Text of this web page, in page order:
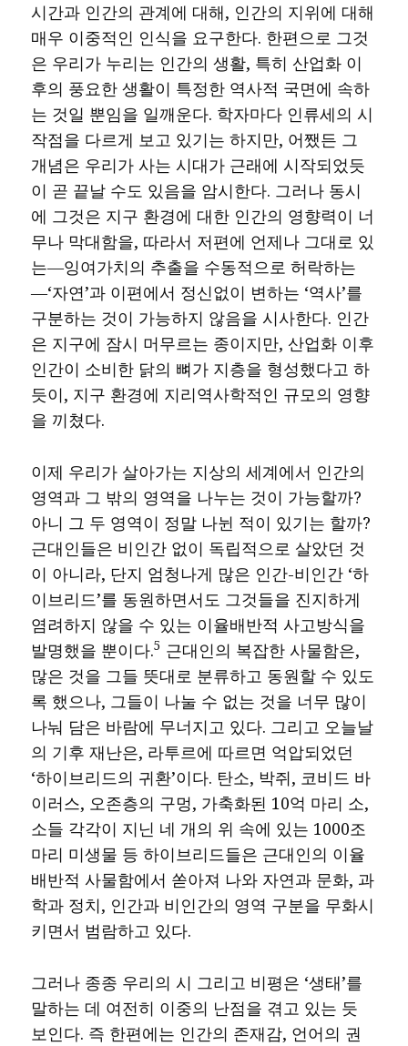
시간과 인간의 관계에 대해, 인간의 지위에 대해
매우 이중적인 인식을 요구한다. 한편으로 그것
은 우리가 누리는 인간의 생활, 특히 산업화 이
후의 풍요한 생활이 특정한 역사적 국면에 속하
는 것일 뿐임을 일깨운다. 학자마다 인류세의 시
작점을 다르게 보고 있기는 하지만, 어쨌든 그
개념은 우리가 사는 시대가 근래에 시작되었듯
이 곧 끝날 수도 있음을 암시한다. 그러나 동시
에 그것은 지구 환경에 대한 인간의 영향력이 너
무나 막대함을, 따라서 저편에 언제나 그대로 있
는―잉여가치의 추출을 수동적으로 허락하는
―‘자연’과 이편에서 정신없이 변하는 ‘역사’를
구분하는 것이 가능하지 않음을 시사한다. 인간
은 지구에 잠시 머무르는 종이지만, 산업화 이후
인간이 소비한 닭의 뼈가 지층을 형성했다고 하
듯이, 지구 환경에 지리역사학적인 규모의 영향
을 끼쳤다.
이제 우리가 살아가는 지상의 세계에서 인간의
영역과 그 밖의 영역을 나누는 것이 가능할까?
아니 그 두 영역이 정말 나뉜 적이 있기는 할까?
근대인들은 비인간 없이 독립적으로 살았던 것
이 아니라, 단지 엄청나게 많은 인간-비인간 ‘하
이브리드’를 동원하면서도 그것들을 진지하게
염려하지 않을 수 있는 이율배반적 사고방식을
발명했을 뿐이다.5 근대인의 복잡한 사물함은,
많은 것을 그들 뜻대로 분류하고 동원할 수 있도
록 했으나, 그들이 나눌 수 없는 것을 너무 많이
나눠 담은 바람에 무너지고 있다. 그리고 오늘날
의 기후 재난은, 라투르에 따르면 억압되었던
‘하이브리드의 귀환’이다. 탄소, 박쥐, 코비드 바
이러스, 오존층의 구멍, 가축화된 10억 마리 소,
소들 각각이 지닌 네 개의 위 속에 있는 1000조
마리 미생물 등 하이브리드들은 근대인의 이율
배반적 사물함에서 쏟아져 나와 자연과 문화, 과
학과 정치, 인간과 비인간의 영역 구분을 무화시
키면서 범람하고 있다.
그러나 종종 우리의 시 그리고 비평은 ‘생태’를
말하는 데 여전히 이중의 난점을 겪고 있는 듯
보인다. 즉 한편에는 인간의 존재감, 언어의 권